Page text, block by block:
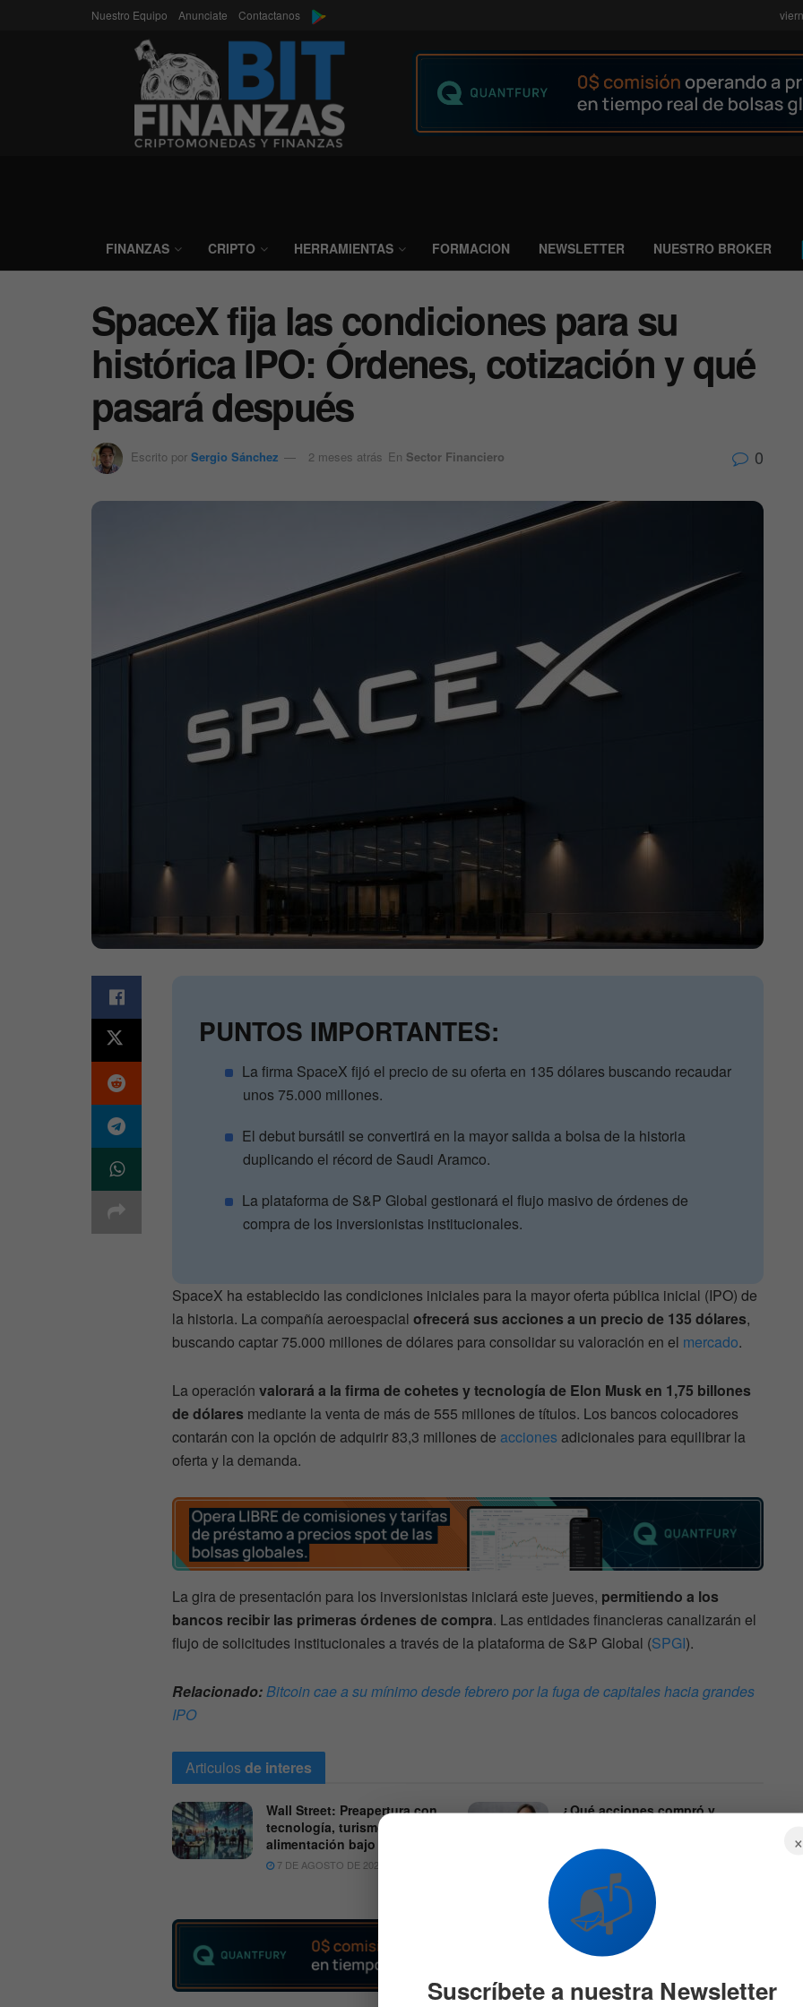
Nuestro Equipo Anunciate Contactanos
FINANZAS CRIPTO HERRAMIENTAS FORMACION NEWSLETTER NUESTRO BROKER
SpaceX fija las condiciones para su
histórica IPO: Órdenes, cotización y qué
pasará después
Escrito por Sergio Sánchez 2 meses atrás En Sector Financiero 0
PUNTOS IMPORTANTES:
La firma SpaceX fijó el precio de su oferta en 135 dólares buscando recaudar
unos 75.000 millones.
El debut bursátil se convertirá en la mayor salida a bolsa de la historia
duplicando el récord de Saudi Aramco.
La plataforma de S&P Global gestionará el flujo masivo de órdenes de
compra de los inversionistas institucionales.
SpaceX ha establecido las condiciones iniciales para la mayor oferta pública inicial (IPO) de
la historia. La compañía aeroespacial ofrecerá sus acciones a un precio de 135 dólares,
buscando captar 75.000 millones de dólares para consolidar su valoración en el mercado.
La operación valorará a la firma de cohetes y tecnología de Elon Musk en 1,75 billones
de dólares mediante la venta de más de 555 millones de títulos. Los bancos colocadores
contarán con la opción de adquirir 83,3 millones de acciones adicionales para equilibrar la
oferta y la demanda.
La gira de presentación para los inversionistas iniciará este jueves, permitiendo a los
bancos recibir las primeras órdenes de compra. Las entidades financieras canalizarán el
flujo de solicitudes institucionales a través de la plataforma de S&P Global (SPGI).
Relacionado:Bitcoin cae a su mínimo desde febrero por la fuga de capitales hacia grandes
IPO
Articulosde interes
Wall Street: Preapertura con
tecnología, turismo y
alimentación bajo presión
7 DE AGOSTO DE 2026
¿Qué acciones compró y
sorpresa
6 DE AGOSTO DE 2026
×
📬
Suscríbete a nuestra Newsletter